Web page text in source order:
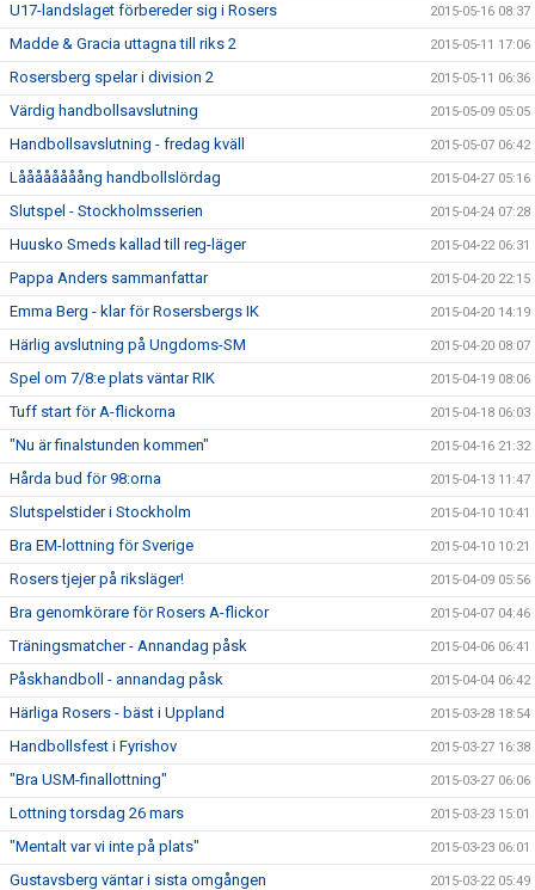
U17-landslaget förbereder sig i Rosers 2015-05-16 08:37
Madde & Gracia uttagna till riks 2 2015-05-11 17:06
Rosersberg spelar i division 2 2015-05-11 06:36
Värdig handbollsavslutning 2015-05-09 05:05
Handbollsavslutning - fredag kväll 2015-05-07 06:42
Låååååååång handbollslördag 2015-04-27 05:16
Slutspel - Stockholmsserien 2015-04-24 07:28
Huusko Smeds kallad till reg-läger 2015-04-22 06:31
Pappa Anders sammanfattar 2015-04-20 22:15
Emma Berg - klar för Rosersbergs IK 2015-04-20 14:19
Härlig avslutning på Ungdoms-SM 2015-04-20 08:07
Spel om 7/8:e plats väntar RIK 2015-04-19 08:06
Tuff start för A-flickorna 2015-04-18 06:03
"Nu är finalstunden kommen" 2015-04-16 21:32
Hårda bud för 98:orna 2015-04-13 11:47
Slutspelstider i Stockholm 2015-04-10 10:41
Bra EM-lottning för Sverige 2015-04-10 10:21
Rosers tjejer på riksläger! 2015-04-09 05:56
Bra genomkörare för Rosers A-flickor 2015-04-07 04:46
Träningsmatcher - Annandag påsk 2015-04-06 06:41
Påskhandboll - annandag påsk 2015-04-04 06:42
Härliga Rosers - bäst i Uppland 2015-03-28 18:54
Handbollsfest i Fyrishov 2015-03-27 16:38
"Bra USM-finallottning" 2015-03-27 06:06
Lottning torsdag 26 mars 2015-03-23 15:01
"Mentalt var vi inte på plats" 2015-03-23 06:01
Gustavsberg väntar i sista omgången 2015-03-22 05:49